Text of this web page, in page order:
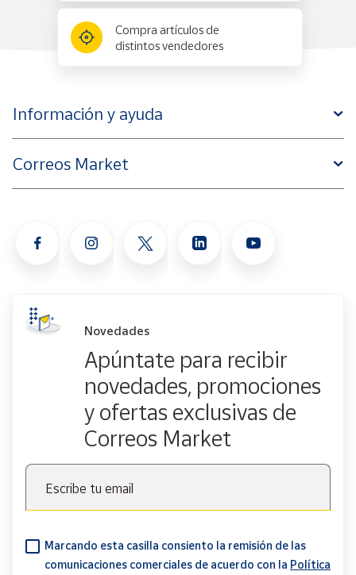
Compra artículos de
distintos vendedores
Información y ayuda
Correos Market
Novedades
Apúntate para recibir
novedades, promociones
y ofertas exclusivas de
Correos Market
Escribe tu email
Marcando esta casilla consiento la remisión de las
comunicaciones comerciales de acuerdo con la Política